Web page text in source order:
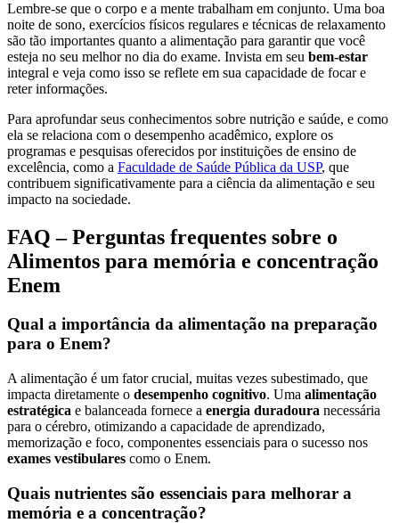
Lembre-se que o corpo e a mente trabalham em conjunto. Uma boa
noite de sono, exercícios físicos regulares e técnicas de relaxamento
são tão importantes quanto a alimentação para garantir que você
esteja no seu melhor no dia do exame. Invista em seu bem-estar
integral e veja como isso se reflete em sua capacidade de focar e
reter informações.
Para aprofundar seus conhecimentos sobre nutrição e saúde, e como
ela se relaciona com o desempenho acadêmico, explore os
programas e pesquisas oferecidos por instituições de ensino de
excelência, como a Faculdade de Saúde Pública da USP, que
contribuem significativamente para a ciência da alimentação e seu
impacto na sociedade.
FAQ – Perguntas frequentes sobre o
Alimentos para memória e concentração
Enem
Qual a importância da alimentação na preparação
para o Enem?
A alimentação é um fator crucial, muitas vezes subestimado, que
impacta diretamente o desempenho cognitivo. Uma alimentação
estratégica e balanceada fornece a energia duradoura necessária
para o cérebro, otimizando a capacidade de aprendizado,
memorização e foco, componentes essenciais para o sucesso nos
exames vestibulares como o Enem.
Quais nutrientes são essenciais para melhorar a
memória e a concentração?